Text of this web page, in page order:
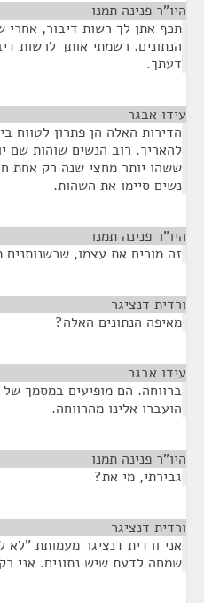
היו"ר פנינה תמנו
תכף אתן לך רשות דיבור, אחרי
הנתונים. רשמתי אותך לרשות
דעתך.
עידו אבגר
הדירות האלה הן פתרון לטווח
להאריך. רוב הנשים שוהות שם
נשים סיימו את השהות.
היו"ר פנינה תמנו
זה מוכיח את עצמו,
ורדית דנציגר
מאיפה הנתונים האלה?
עידו אבגר
ברווחה. הם מופיעים במסמך
הועברו אלינו מהרווחה.
היו"ר פנינה תמנו
גבירתי, מי את?
ורדית דנציגר
אני ורדית דנציגר מעמותת "לא
שמחה לדעת שיש נתונים. אני